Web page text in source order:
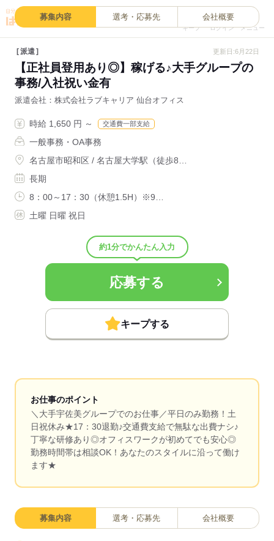
キープ ログイン メニュー
募集内容 選考・応募先 会社概要
派遣 更新日:6月22日
【正社員登用あり◎】稼げる♪大手グループの
事務/入社祝い金有
派遣会社 株式会社ラブキャリア 仙台オフィス
時給 1,650 円 ～ 交通費一部支給
一般事務・OA事務
名古屋市昭和区 / 名古屋大学駅（徒歩8…
長期
8：00～17：30（休憩1.5H）※9…
土曜 日曜 祝日
約1分でかんたん入力
応募する
キープする
お仕事のポイント
＼大手宇佐美グループでのお仕事／平日のみ勤務！土
日祝休み★17：30退勤♪交通費支給で無駄な出費ナシ♪
丁寧な研修あり◎オフィスワークが初めてでも安心◎
勤務時間帯は相談OK！あなたのスタイルに沿って働け
ます★
募集内容 選考・応募先 会社概要